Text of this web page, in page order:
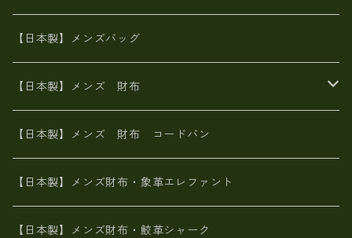
メタリック
革友禅染め
革友禅染め
ヌメ革
革友禅染め
財布ショルダー
ヌメ革
がま口財布
革友禅染め
山羊革
火山灰染め
名刺入れ・キーケース、他
財布・小物
【日本製】メンズバッグ
【日本製】メンズ 財布
象革エレファント【日本製】メンズ 財布
鮫革シャーク【日本製】メンズ 財布
ブライドルレザー【日本製】メンズ 財布
【日本製】メンズ 財布 コードバン
【日本製】メンズ財布・象革エレファント
【日本製】メンズ財布・鮫革シャーク